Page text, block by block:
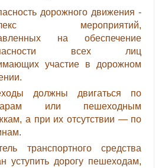
дорожного движения -
мероприятий,
на обеспечение
всех лиц
участие в дорожном
должны двигаться по
или пешеходным
а при их отсутствии — по
транспортного средства
уступить дорогу пешеходам,